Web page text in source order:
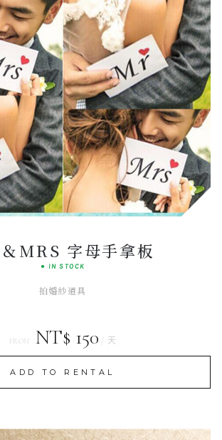
Classic
HERITAGE LINE
MRS 字母手拿板
● IN STOCK
拍婚紗道具
FROM NT$ 150 / 天
ADD TO RENTAL